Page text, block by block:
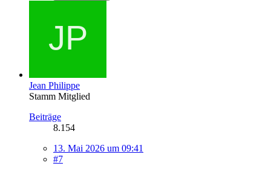
Jean Philippe
Stamm Mitglied
Beiträge
8.154
13. Mai 2026 um 09:41
#7